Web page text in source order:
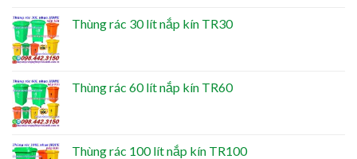
Thùng rác 30 lít nắp kín TR30
Thùng rác 60 lít nắp kín TR60
Thùng rác 100 lít nắp kín TR100